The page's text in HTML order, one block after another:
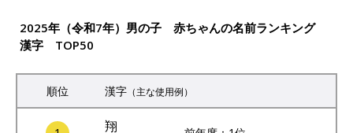
2025年（令和7年）男の子 赤ちゃんの名前ランキング
漢字 TOP50
順位 漢字 （主な使用例）
翔